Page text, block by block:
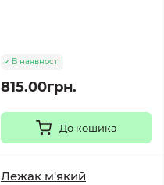
В наявності
815.00грн.
До кошика
Лежак м'який